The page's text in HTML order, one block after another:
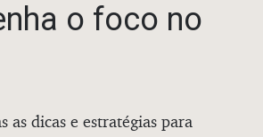
o foco no
as dicas e estratégias para